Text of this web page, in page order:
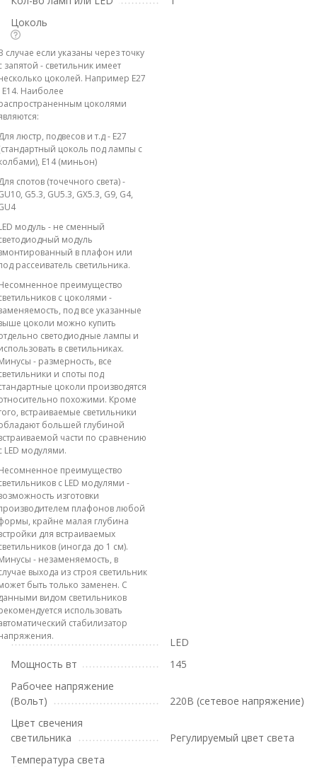
Цоколь
случае если указаны через точку
запятой - светильник имеет
цоколей. Например E27
E14. Наиболее
цоколями
люстр, подвесов и т.д - E27
цоколь под лампы с
E14 (миньон)
спотов (точечного света) -
G5.3, GU5.3, GX5.3, G9, G4,
модуль - не сменный
модуль
в плафон или
рассеиватель светильника.
преимущество
с цоколями -
под все указанные
цоколи можно купить
светодиодные лампы и
в светильниках.
- размерность, все
и споты под
цоколи производятся
похожими. Кроме
встраиваемые светильники
большей глубиной
части по сравнению
LED модулями.
преимущество
с LED модулями -
изготовки
плафонов любой
крайне малая глубина
для встраиваемых
(иногда до 1 см).
- незаменяемость, в
выхода из строя светильник
быть только заменен. С
видом светильников
использовать
стабилизатор
LED
Мощность вт
145
Рабочее напряжение
(Вольт)
220В (сетевое напряжение)
Цвет свечения
светильника
Регулируемый цвет света
Температура света